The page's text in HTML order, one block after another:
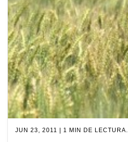
JUN 23, 2011 | 1 MIN DE LECTURA.